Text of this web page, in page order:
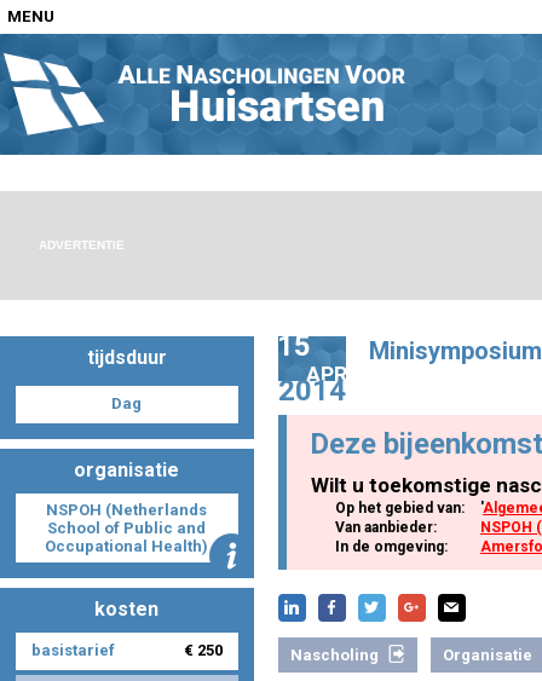
MENU
Home
Nascholingen op locatie (agenda)
Nascholingen online (elearning)
Nascholingen op aanvraag (in-company)
Nascholing aanmelden
ADVERTENTIE
tijdsduur
Dag
organisatie
NSPOH (Netherlands
School of Public and
Occupational Health)
kosten
basistarief € 250
15
APR
2014
Deze
Wilt u toekomstige
Op het gebied van: '
Van aanbieder:
NSPOH
In de omgeving:
Nascholing Organisatie